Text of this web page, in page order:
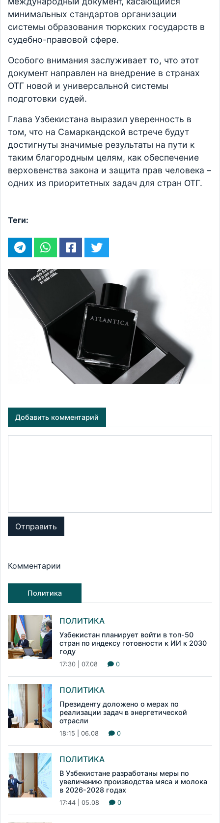
минимальных стандартов организации
системы образования тюркских государств в
судебно-правовой сфере.
Особого внимания заслуживает то, что этот
документ направлен на внедрение в странах
ОТГ новой и универсальной системы
подготовки судей.
Глава Узбекистана выразил уверенность в
том, что на Самаркандской встрече будут
достигнуты значимые результаты на пути к
таким благородным целям, как обеспечение
верховенства закона и защита прав человека –
одних из приоритетных задач для стран ОТГ.
Теги:
Добавить комментарий
Отправить
Комментарии
Политика
ПОЛИТИКА
Узбекистан планирует войти в топ-50
стран по индексу готовности к ИИ к 2030
году
17:30 | 07.08 0
ПОЛИТИКА
Президенту доложено о мерах по
реализации задач в энергетической
отрасли
18:15 | 06.08 0
ПОЛИТИКА
В Узбекистане разработаны меры по
увеличению производства мяса и молока
в 2026-2028 годах
17:44 | 05.08 0